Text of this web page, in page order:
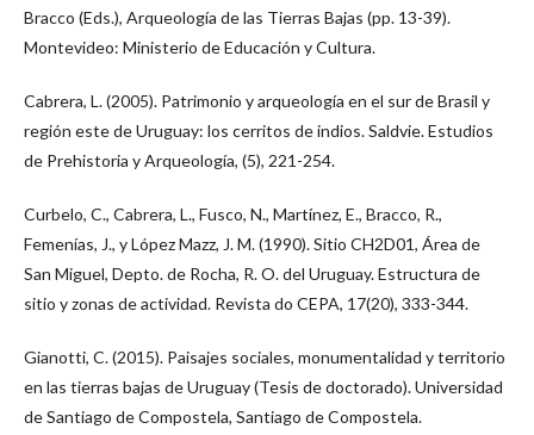
Bracco (Eds.), Arqueología de las Tierras Bajas (pp. 13-39).
Montevideo: Ministerio de Educación y Cultura.
Cabrera, L. (2005). Patrimonio y arqueología en el sur de Brasil y
región este de Uruguay: los cerritos de indios. Saldvie. Estudios
de Prehistoria y Arqueología, (5), 221-254.
Curbelo, C., Cabrera, L., Fusco, N., Martínez, E., Bracco, R.,
Femenías, J., y López Mazz, J. M. (1990). Sitio CH2D01, Área de
San Miguel, Depto. de Rocha, R. O. del Uruguay. Estructura de
sitio y zonas de actividad. Revista do CEPA, 17(20), 333-344.
Gianotti, C. (2015). Paisajes sociales, monumentalidad y territorio
en las tierras bajas de Uruguay (Tesis de doctorado). Universidad
de Santiago de Compostela, Santiago de Compostela.